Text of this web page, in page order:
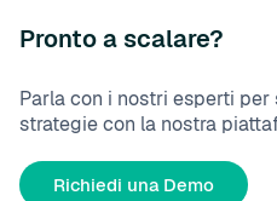
Pronto a scalare?
Parla con i nostri esperti
strategie con la nostra
Richiedi una Demo